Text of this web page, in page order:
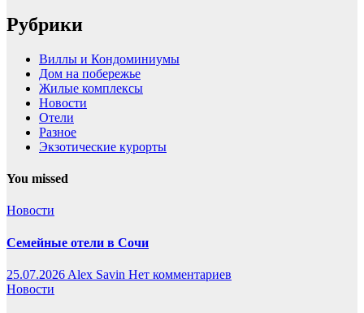
Рубрики
Виллы и Кондоминиумы
Дом на побережье
Жилые комплексы
Новости
Отели
Разное
Экзотические курорты
You missed
Новости
Семейные отели в Сочи
25.07.2026 Alex Savin Нет комментариев
Новости